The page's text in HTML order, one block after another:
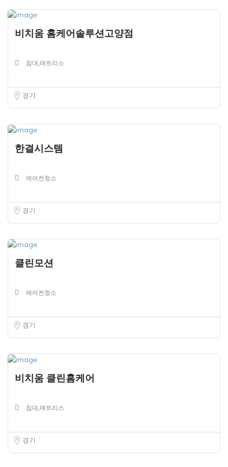
비치움 홈케어솔루션고양점
침대,매트리스
경기
한결시스템
에어컨청소
경기
클린모션
에어컨청소
경기
비치움 클린홈케어
침대,매트리스
경기